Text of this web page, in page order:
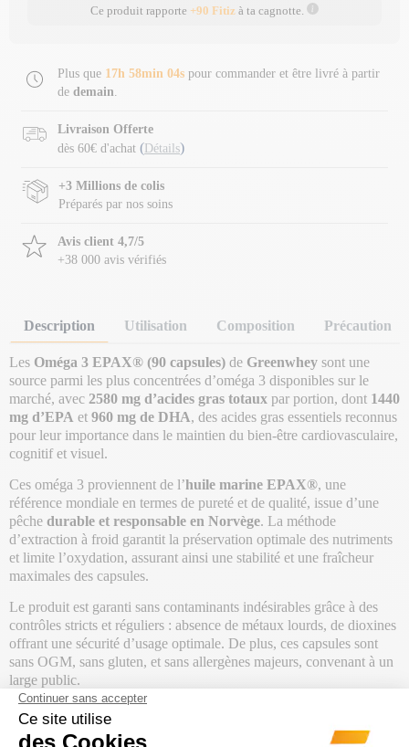
Ce produit rapporte +90 Fitiz à ta cagnotte.
Plus que 17h 58min 04s pour commander et être livré à partir
de demain.
Livraison Offerte
dès 60€ d'achat ( Détails)
+3 Millions de colis
Préparés par nos soins
Avis client 4,7/5
+38 000 avis vérifiés
Description Utilisation Composition Précaution
Les Oméga 3 EPAX® (90 capsules) de Greenwhey sont une
source parmi les plus concentrées d’oméga 3 disponibles sur le
marché, avec 2580 mg d’acides gras totaux par portion, dont 1440
mg d’EPA et 960 mg de DHA, des acides gras essentiels reconnus
pour leur importance dans le maintien du bien-être cardiovasculaire,
cognitif et visuel.
Ces oméga 3 proviennent de l’huile marine EPAX®, une
référence mondiale en termes de pureté et de qualité, issue d’une
pêche durable et responsable en Norvège. La méthode
d’extraction à froid garantit la préservation optimale des nutriments
et limite l’oxydation, assurant ainsi une stabilité et une fraîcheur
maximales des capsules.
Le produit est garanti sans contaminants indésirables grâce à des
contrôles stricts et réguliers : absence de métaux lourds, de dioxines
offrant une sécurité d’usage optimale. De plus, ces capsules sont
sans OGM, sans gluten, et sans allergènes majeurs, convenant à un
large public.
Greenwhey conjugue performance et respect de l’environnement
avec unpackaging écoresponsabl
e, conçu en carton recyclable,